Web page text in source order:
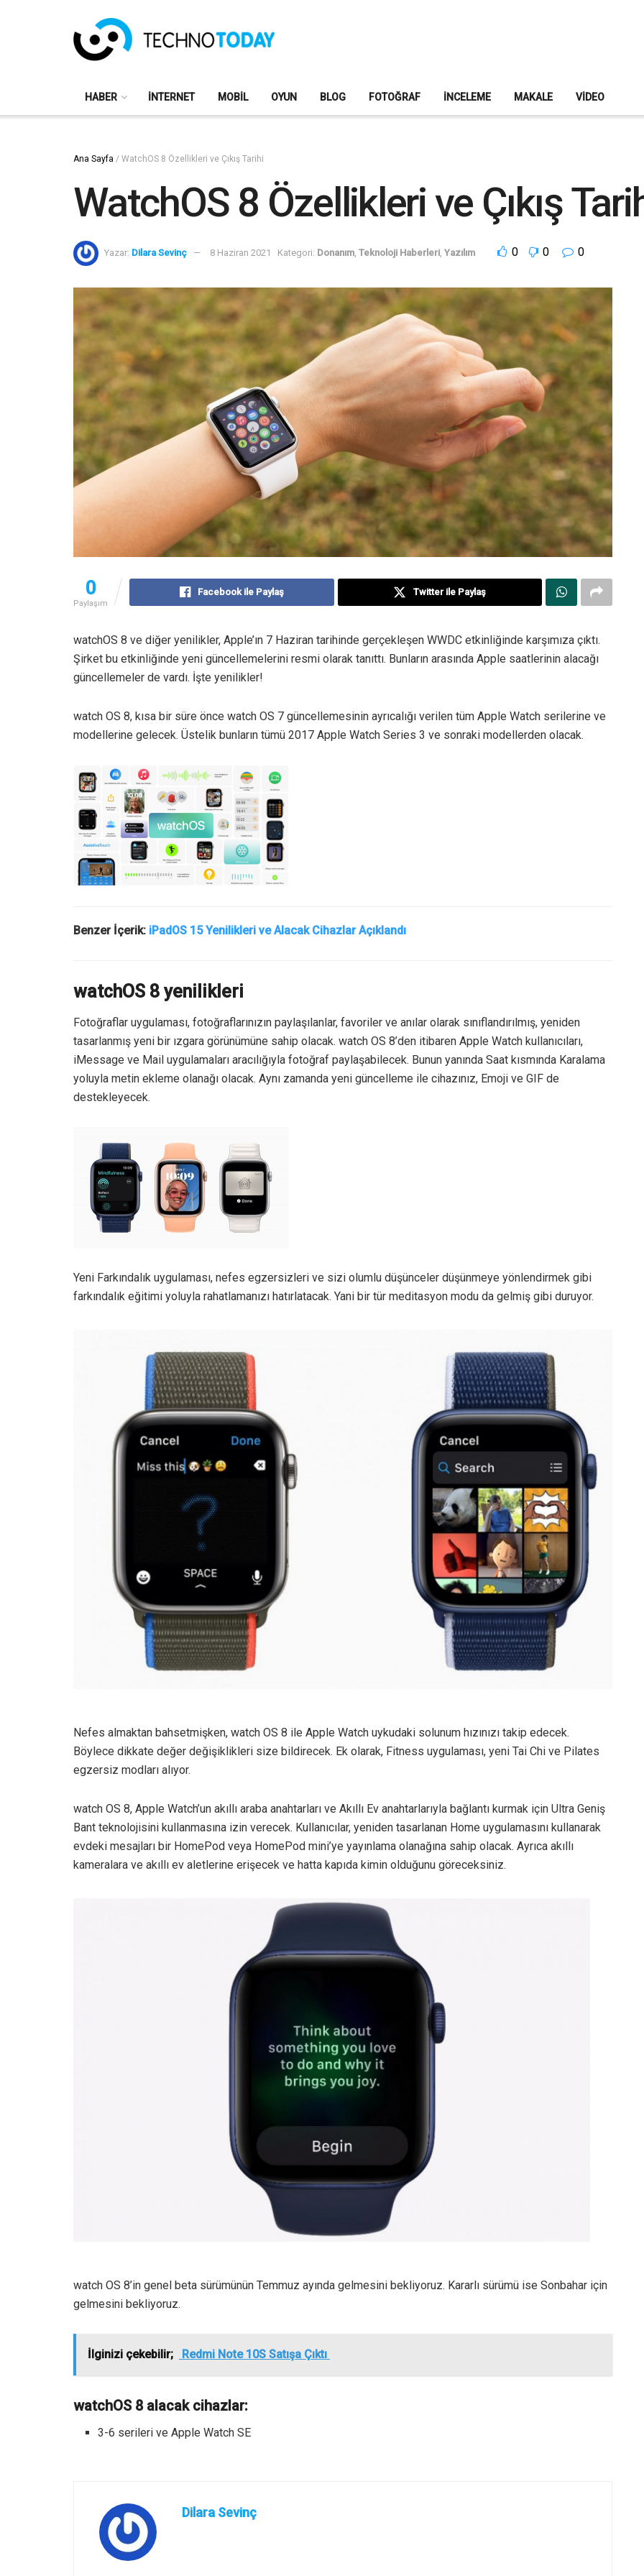
HABER İNTERNET MOBIL OYUN BLOG FOTOĞRAF İNCELEME MAKALE VIDEO
Ana Sayfa / WatchOS 8 Özellikleri ve Çıkış Tarihi
WatchOS 8 Özellikleri ve Çıkış
Yazar: Dilara Sevinç 8 Haziran 2021 Kategori: Donanım, Teknoloji Haberleri, Yazılım 0 0 0
0
Paylaşım
Facebook ile Paylaş Twitter ile Paylaş
watchOS 8 ve diğer yenilikler, Apple’ın 7 Haziran tarihinde gerçekleşen WWDC etkinliğinde karşımıza çıktı.
Şirket bu etkinliğinde yeni güncellemelerini resmi olarak tanıttı. Bunların arasında Apple saatlerinin alacağı
güncellemeler de vardı. İşte yenilikler!
watch OS 8, kısa bir süre önce watch OS 7 güncellemesinin ayrıcalığı verilen tüm Apple Watch serilerine ve
modellerine gelecek. Üstelik bunların tümü 2017 Apple Watch Series 3 ve sonraki modellerden olacak.
Benzer İçerik: iPadOS 15 Yenilikleri ve Alacak Cihazlar Açıklandı
watchOS 8 yenilikleri
Fotoğraflar uygulaması, fotoğraflarınızın paylaşılanlar, favoriler ve anılar olarak sınıflandırılmış, yeniden
tasarlanmış yeni bir ızgara görünümüne sahip olacak. watch OS 8’den itibaren Apple Watch kullanıcıları,
iMessage ve Mail uygulamaları aracılığıyla fotoğraf paylaşabilecek. Bunun yanında Saat kısmında Karalama
yoluyla metin ekleme olanağı olacak. Aynı zamanda yeni güncelleme ile cihazınız, Emoji ve GIF de
destekleyecek.
Yeni Farkındalık uygulaması, nefes egzersizleri ve sizi olumlu düşünceler düşünmeye yönlendirmek gibi
farkındalık eğitimi yoluyla rahatlamanızı hatırlatacak. Yani bir tür meditasyon modu da gelmiş gibi duruyor.
Nefes almaktan bahsetmişken, watch OS 8 ile Apple Watch uykudaki solunum hızınızı takip edecek.
Böylece dikkate değer değişiklikleri size bildirecek. Ek olarak, Fitness uygulaması, yeni Tai Chi ve Pilates
egzersiz modları alıyor.
watch OS 8, Apple Watch’un akıllı araba anahtarları ve Akıllı Ev anahtarlarıyla bağlantı kurmak için Ultra Geniş
Bant teknolojisini kullanmasına izin verecek. Kullanıcılar, yeniden tasarlanan Home uygulamasını kullanarak
evdeki mesajları bir HomePod veya HomePod mini’ye yayınlama olanağına sahip olacak. Ayrıca akıllı
kameralara ve akıllı ev aletlerine erişecek ve hatta kapıda kimin olduğunu göreceksiniz.
watch OS 8’in genel beta sürümünün Temmuz ayında gelmesini bekliyoruz. Kararlı sürümü ise Sonbahar için
gelmesini bekliyoruz.
İlginizi çekebilir; Redmi Note 10S Satışa Çıktı
watchOS 8 alacak cihazlar:
3-6 serileri ve Apple Watch SE
Dilara Sevinç